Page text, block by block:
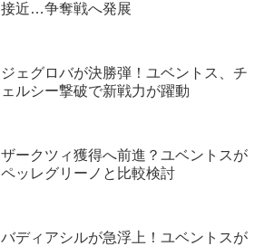
接近…争奪戦へ発展
ジェグロバが決勝弾！ユベントス、チ
ェルシー撃破で新戦力が躍動
ザークツィ獲得へ前進？ユベントスが
ペッレグリーノと比較検討
バディアシルが急浮上！ユベントスが